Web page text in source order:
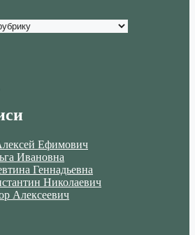
Ефимович
Ивановна
Геннадьевна
Николаевич
Алексеевич